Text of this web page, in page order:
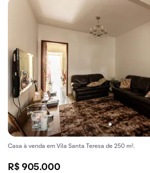
Casa à venda em Vila Santa Teresa de 250 m².
R$ 905.000